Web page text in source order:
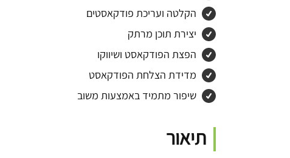
הקלטה ועריכת פודקאסטים
יצירת תוכן מרתק
הפצת הפודקאסט ושיווקו
מדידת הצלחת הפודקאסט
שיפור מתמיד באמצעות משוב
תיאור